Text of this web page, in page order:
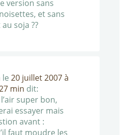
version sans
et sans
soja ??
le 20 juillet 2007 à
min dit:
super bon,
essayer mais
avant :
faut moudre les